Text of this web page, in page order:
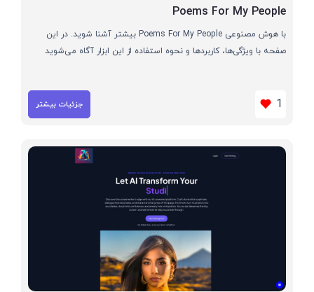
Poems For My People
با هوش مصنوعی Poems For My People بیشتر آشنا شوید. در این
صفحه با ویژگی‌ها، کاربردها و نحوه استفاده از این ابزار آگاه می‌شوید
1 جزئیات بیشتر